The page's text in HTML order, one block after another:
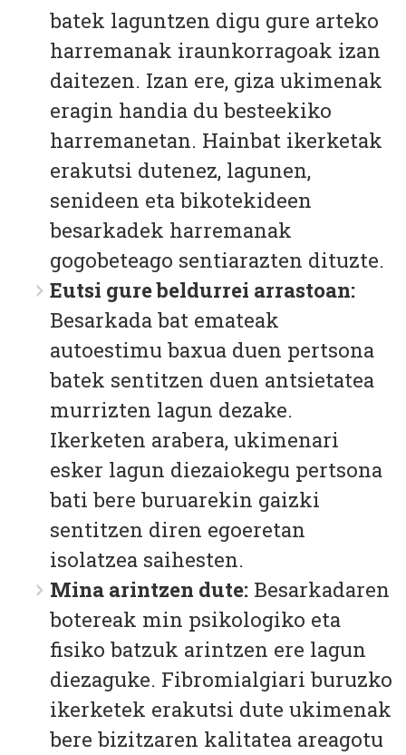
batek laguntzen digu gure arteko
harremanak iraunkorragoak izan
daitezen. Izan ere, giza ukimenak
eragin handia du besteekiko
harremanetan. Hainbat ikerketak
erakutsi dutenez, lagunen,
senideen eta bikotekideen
besarkadek harremanak
gogobeteago sentiarazten dituzte.
Eutsi gure beldurrei arrastoan:
Besarkada bat emateak
autoestimu baxua duen pertsona
batek sentitzen duen antsietatea
murrizten lagun dezake.
Ikerketen arabera, ukimenari
esker lagun diezaiokegu pertsona
bati bere buruarekin gaizki
sentitzen diren egoeretan
isolatzea saihesten.
Mina arintzen dute: Besarkadaren
botereak min psikologiko eta
fisiko batzuk arintzen ere lagun
diezaguke. Fibromialgiari buruzko
ikerketek erakutsi dute ukimenak
bere bizitzaren kalitatea areagotu